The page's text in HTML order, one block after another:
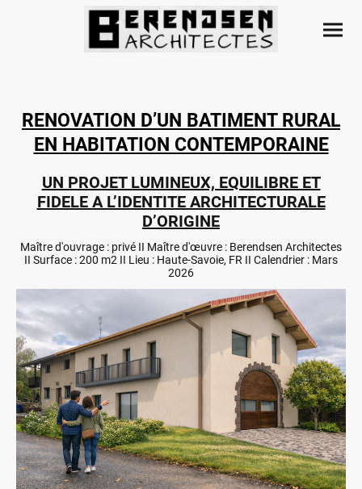
RENOVATION D’UN BATIMENT RURAL
EN HABITATION CONTEMPORAINE
UN PROJET LUMINEUX, EQUILIBRE ET
FIDELE A L’IDENTITE ARCHITECTURALE
D’ORIGINE
Maître d'ouvrage : privé II Maître d'œuvre : Berendsen Architectes
II Surface : 200 m2 II Lieu : Haute-Savoie, FR II Calendrier : Mars
2026